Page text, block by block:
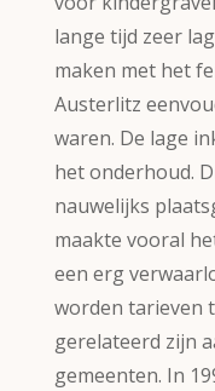
lange tijd zeer
maken met het
Austerlitz
waren. De lage
het onderhoud.
nauwelijks
maakte vooral
een erg
worden tarieven
gerelateerd zijn
gemeenten. In